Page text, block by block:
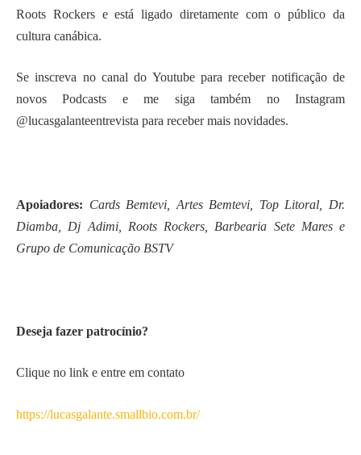
Roots Rockers e está ligado diretamente com o público da
cultura canábica.
Se inscreva no canal do Youtube para receber notificação de
novos Podcasts e me siga também no Instagram
@lucasgalanteentrevista para receber mais novidades.
Apoiadores: Cards Bemtevi, Artes Bemtevi, Top Litoral, Dr.
Diamba, Dj Adimi, Roots Rockers, Barbearia Sete Mares e
Grupo de Comunicação BSTV
Deseja fazer patrocínio?
Clique no link e entre em contato
https://lucasgalante.smallbio.com.br/